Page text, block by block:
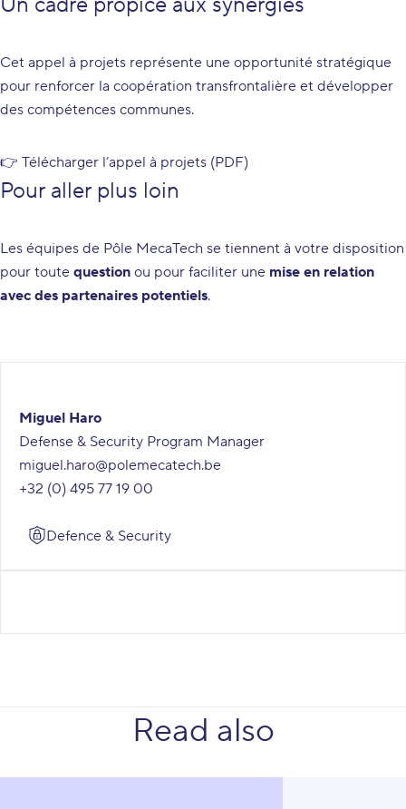
Cet appel à projets représente une opportunité stratégique
pour renforcer la coopération transfrontalière et développer
des compétences communes.
👉 Télécharger l’appel à projets (PDF)
Pour aller plus loin
Les équipes de Pôle MecaTech se tiennent à votre disposition
pour toute question ou pour faciliter une mise en relation
avec des partenaires potentiels.
Miguel Haro
Defense & Security Program Manager
miguel.haro@polemecatech.be
+32 (0) 495 77 19 00
Defence & Security
Read also